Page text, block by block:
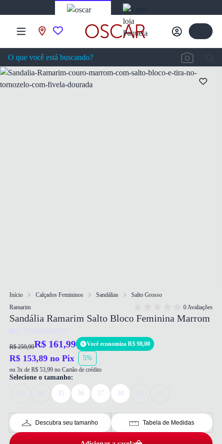
Início Calçados Femininos Sandálias
Salto Grosso
Ramarim
0 Avaliações
Sandália Ramarim Salto Bloco Feminina Marrom
Ref: 7900080841537
R$ 259,99R$ 161,99 Você economiza R$ 98,00
R$ 153,89 no Pix 5%
ou 3x de R$ 53,99 no Cartão de crédito
Selecione o tamanho:
35 36 37 38
Descubra seu tamanho Tabela de Medidas